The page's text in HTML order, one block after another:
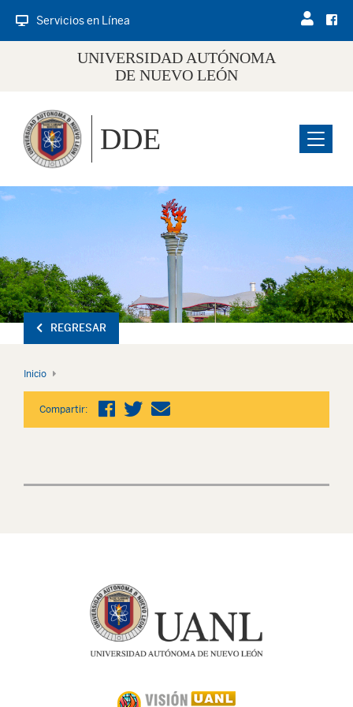
Servicios en Línea
UNIVERSIDAD AUTÓNOMA
DE NUEVO LEÓN
Menu
DDE
REGRESAR
Inicio
Compartir: